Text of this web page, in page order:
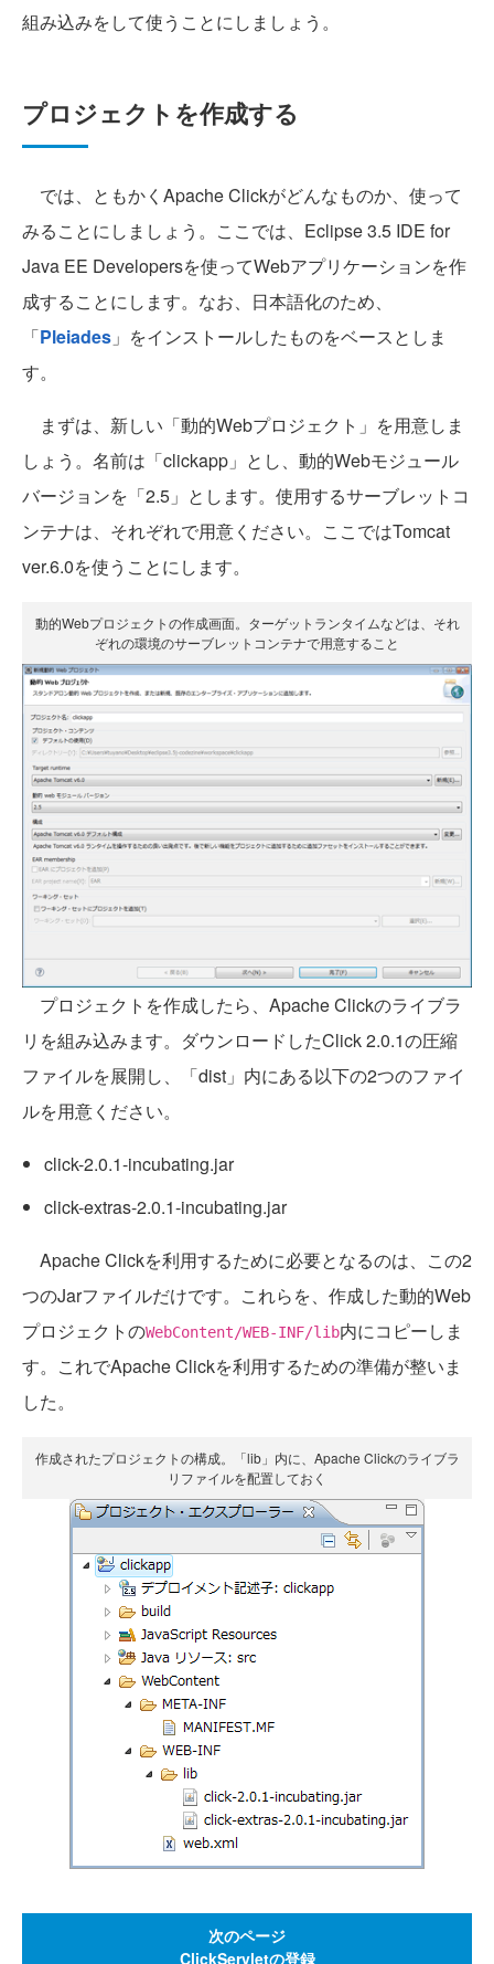
組み込みをして使うことにしましょう。
プロジェクトを作成する
では、ともかくApache Clickがどんなものか、使って
みることにしましょう。ここでは、Eclipse 3.5 IDE for
Java EE Developersを使ってWebアプリケーションを作
成することにします。なお、日本語化のため、
「Pleiades 」をインストールしたものをベースとしま
す。
まずは、新しい「動的Webプロジェクト」を用意しま
しょう。名前は「clickapp」とし、動的Webモジュール
バージョンを「2.5」とします。使用するサーブレットコ
ンテナは、それぞれで用意ください。ここではTomcat
ver.6.0を使うことにします。
動的Webプロジェクトの作成画面。ターゲットランタイムなどは、それ
ぞれの環境のサーブレットコンテナで用意すること
プロジェクトを作成したら、Apache Clickのライブラ
リを組み込みます。ダウンロードしたClick 2.0.1の圧縮
ファイルを展開し、「dist」内にある以下の2つのファイ
ルを用意ください。
click-2.0.1-incubating.jar
click-extras-2.0.1-incubating.jar
Apache Clickを利用するために必要となるのは、この2
つのJarファイルだけです。これらを、作成した動的Web
プロジェクトのWebContent/WEB-INF/lib内にコピーしま
す。これでApache Clickを利用するための準備が整いま
した。
作成されたプロジェクトの構成。「lib」内に、Apache Clickのライブラ
リファイルを配置しておく
次のページ
ClickServletの登録